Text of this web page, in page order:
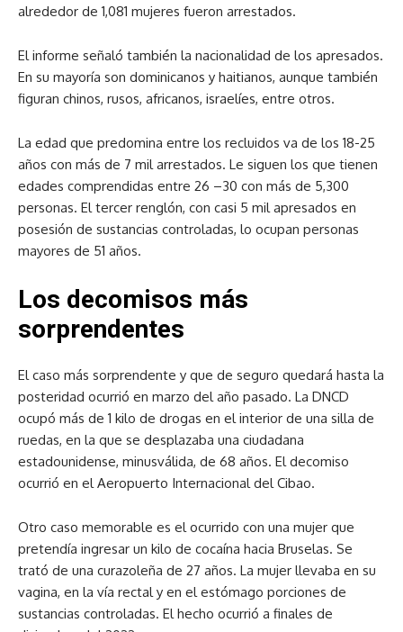
alrededor de 1,081 mujeres fueron arrestados.
El informe señaló también la nacionalidad de los apresados.
En su mayoría son dominicanos y haitianos, aunque también
figuran chinos, rusos, africanos, israelíes, entre otros.
La edad que predomina entre los recluidos va de los 18-25
años con más de 7 mil arrestados. Le siguen los que tienen
edades comprendidas entre 26 –30 con más de 5,300
personas. El tercer renglón, con casi 5 mil apresados en
posesión de sustancias controladas, lo ocupan personas
mayores de 51 años.
Los decomisos más
sorprendentes
El caso más sorprendente y que de seguro quedará hasta la
posteridad ocurrió en marzo del año pasado. La DNCD
ocupó más de 1 kilo de drogas en el interior de una silla de
ruedas, en la que se desplazaba una ciudadana
estadounidense, minusválida, de 68 años. El decomiso
ocurrió en el Aeropuerto Internacional del Cibao.
Otro caso memorable es el ocurrido con una mujer que
pretendía ingresar un kilo de cocaína hacia Bruselas. Se
trató de una curazoleña de 27 años. La mujer llevaba en su
vagina, en la vía rectal y en el estómago porciones de
sustancias controladas. El hecho ocurrió a finales de